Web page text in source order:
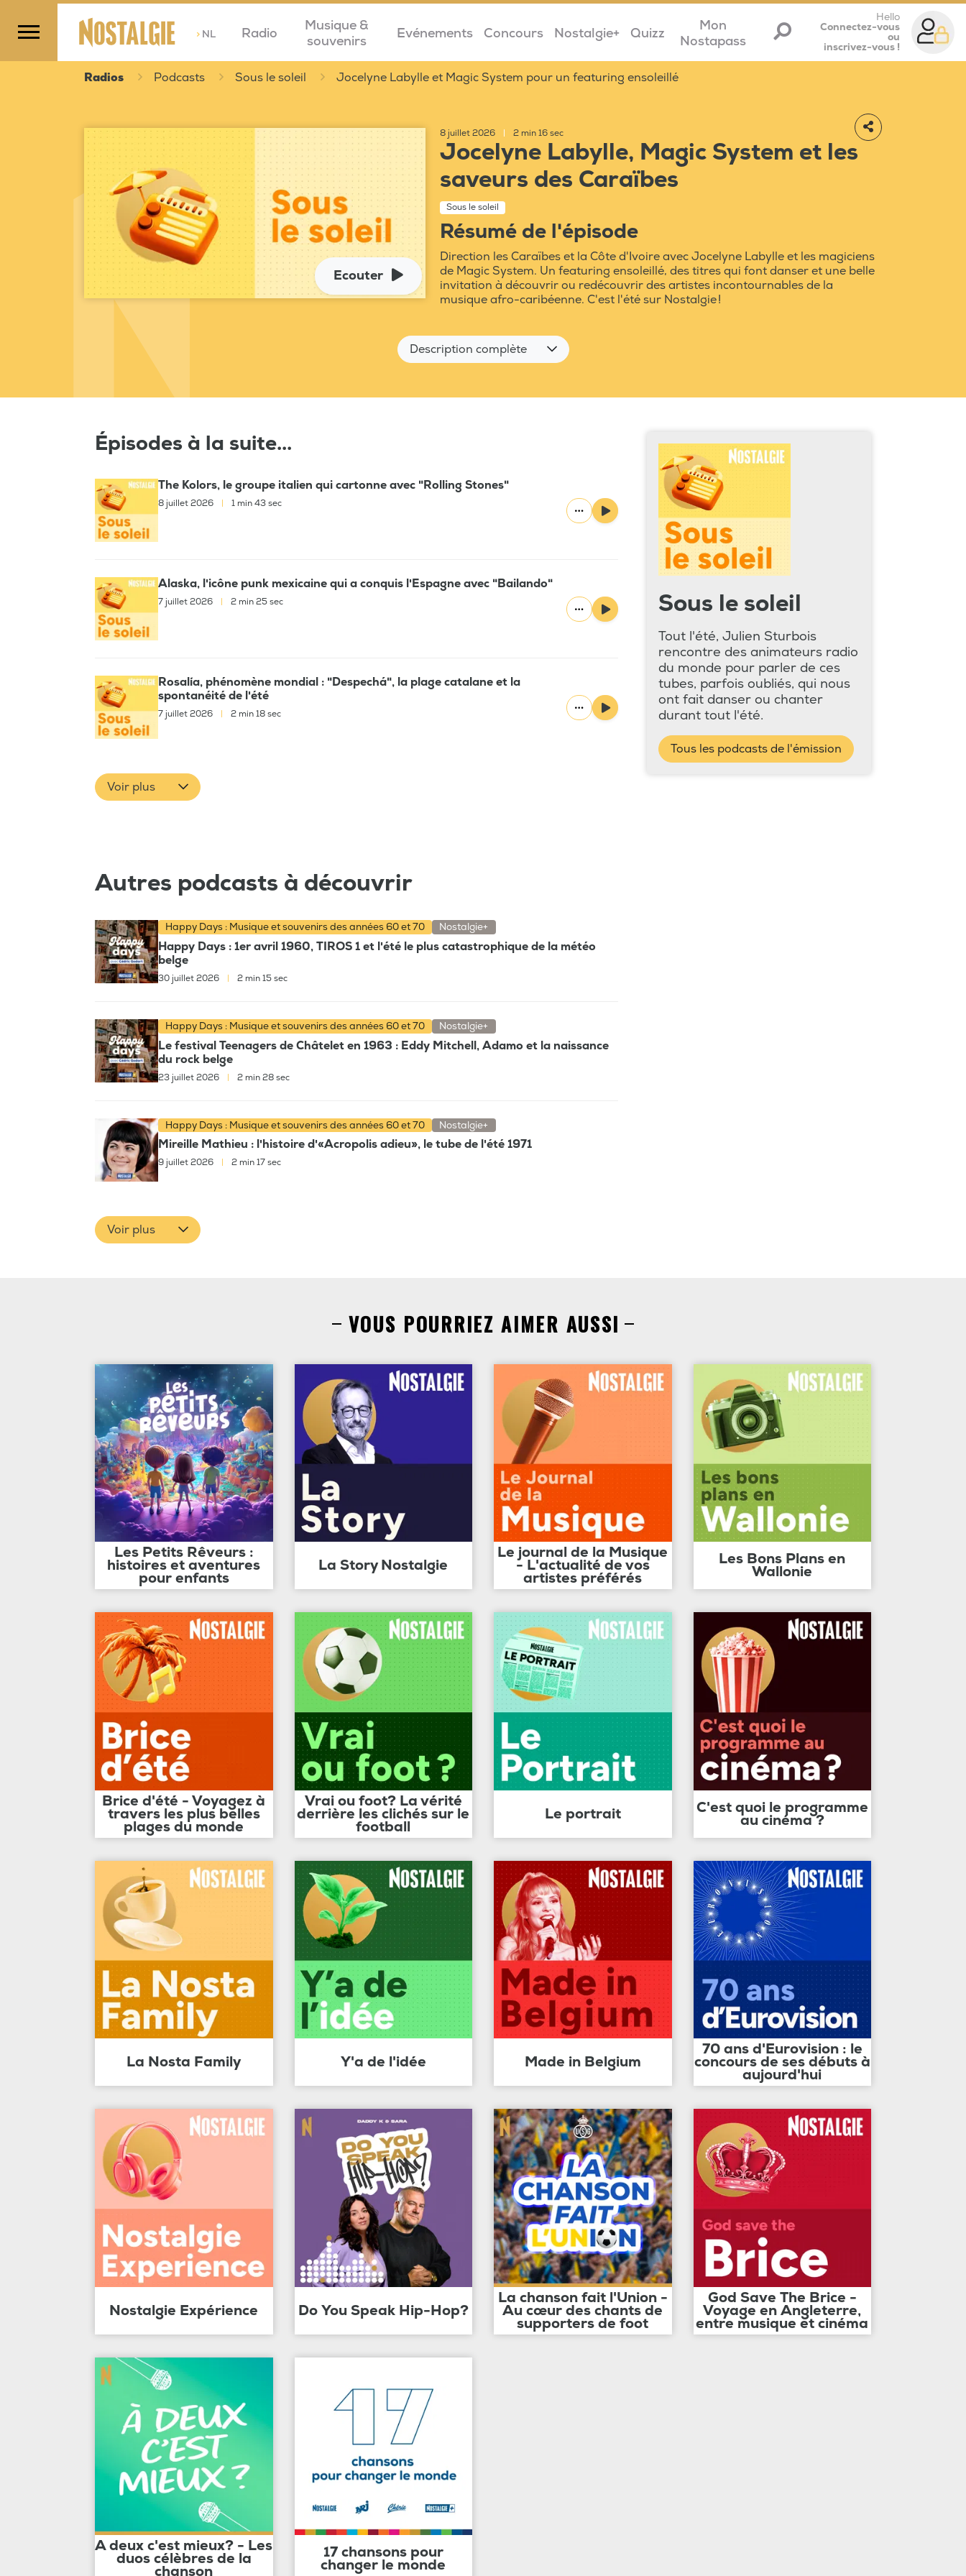
>NL Radio
Musique &
souvenirs
Evénements Concours Nostalgie+ Quizz
Mon
Nostapass
Hello
Connectez-vous
ou
inscrivez-vous !
Radios Podcasts Sous le soleil Jocelyne Labylle et Magic System pour un featuring ensoleillé
Ecouter
8 juillet 2026 2 min 16 sec
Jocelyne Labylle, Magic System et les
saveurs des Caraïbes
Sous le soleil
Résumé de l'épisode
Direction les Caraïbes et la Côte d'Ivoire avec Jocelyne Labylle et les magiciens
de Magic System. Un featuring ensoleillé, des titres qui font danser et une belle
invitation à découvrir ou redécouvrir des artistes incontournables de la
musique afro-caribéenne. C'est l'été sur Nostalgie !
Description complète
Épisodes à la suite...
The Kolors, le groupe italien qui cartonne avec "Rolling Stones"
8 juillet 2026 1 min 43 sec
Alaska, l'icône punk mexicaine qui a conquis l'Espagne avec "Bailando"
7 juillet 2026 2 min 25 sec
Rosalía, phénomène mondial : "Despechá", la plage catalane et la
spontanéité de l'été
7 juillet 2026 2 min 18 sec
Voir plus
Sous le soleil
Tout l'été, Julien Sturbois
rencontre des animateurs radio
du monde pour parler de ces
tubes, parfois oubliés, qui nous
ont fait danser ou chanter
durant tout l'été.
Tous les podcasts de l'émission
Autres podcasts à découvrir
Happy Days : Musique et souvenirs des années 60 et 70 Nostalgie+
Happy Days : 1er avril 1960, TIROS 1 et l'été le plus catastrophique de la météo
belge
30 juillet 2026 2 min 15 sec
Happy Days : Musique et souvenirs des années 60 et 70 Nostalgie+
Le festival Teenagers de Châtelet en 1963 : Eddy Mitchell, Adamo et la naissance
du rock belge
23 juillet 2026 | 2 min 28 sec
Happy Days : Musique et souvenirs des années 60 et 70 Nostalgie+
Mireille Mathieu : l'histoire d'«Acropolis adieu», le tube de l'été 1971
9 juillet 2026 2 min 17 sec
Voir plus
VOUS POURRIEZ AIMER AUSSI
Les Petits Rêveurs :
histoires et aventures
pour enfants
La Story Nostalgie
Le journal de la Musique
- L'actualité de vos
artistes préférés
Les Bons Plans en
Wallonie
Brice d'été - Voyagez à
travers les plus belles
plages du monde
Vrai ou foot? La vérité
derrière les clichés sur le
football
Le portrait C'est quoi le programme
au cinéma ?
La Nosta Family Y'a de l'idée Made in Belgium
70 ans d'Eurovision : le
concours de ses débuts à
aujourd'hui
Nostalgie Expérience Do You Speak Hip-Hop?
La chanson fait l'Union -
Au cœur des chants de
supporters de foot
God Save The Brice -
Voyage en Angleterre,
entre musique et cinéma
A deux c'est mieux? - Les
duos célèbres de la
chanson
17 chansons pour
changer le monde